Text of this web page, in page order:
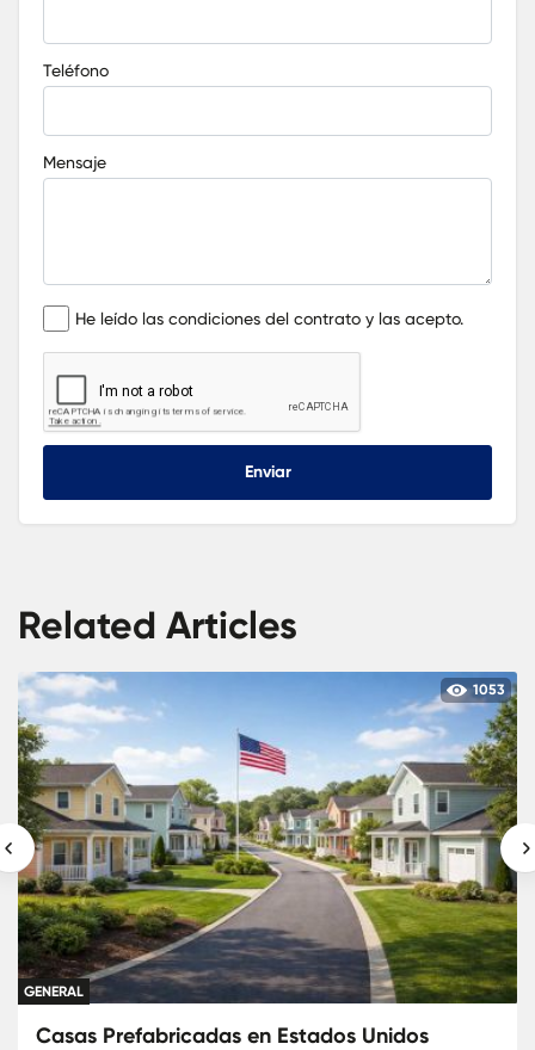
Teléfono
Mensaje
He leído las condiciones del contrato y las acepto.
Enviar
Related Articles
222
GENERAL
Casas prefabricadas Sevilla